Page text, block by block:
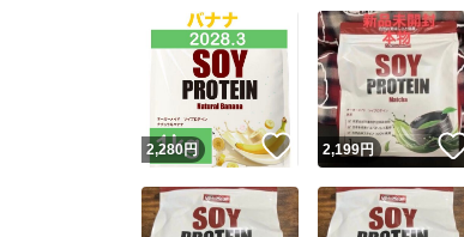
2,280円 いいね！
2,199円